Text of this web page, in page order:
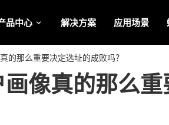
品中心 解决方案 应用场景
的那么重要决定选址的成败吗？
像真的那么